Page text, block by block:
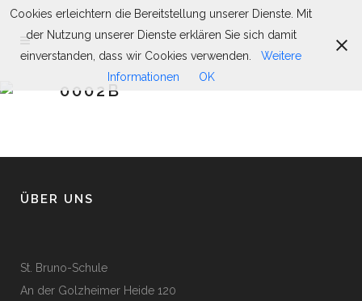
0002B
ÜBER UNS
St. Bruno-Schule
An der Golzheimer Heide 120
Cookies erleichtern die Bereitstellung unserer Dienste. Mit
der Nutzung unserer Dienste erklären Sie sich damit
einverstanden, dass wir Cookies verwenden.
Weitere
Informationen
OK